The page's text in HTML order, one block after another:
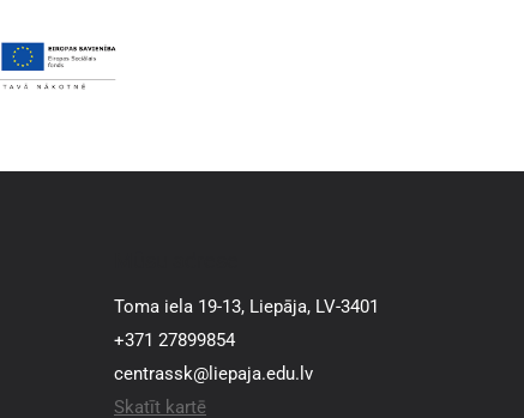
Toma iela 19-13, Liepāja, LV-3401
+371 27899854
centrassk@liepaja.edu.lv
Skatīt kartē